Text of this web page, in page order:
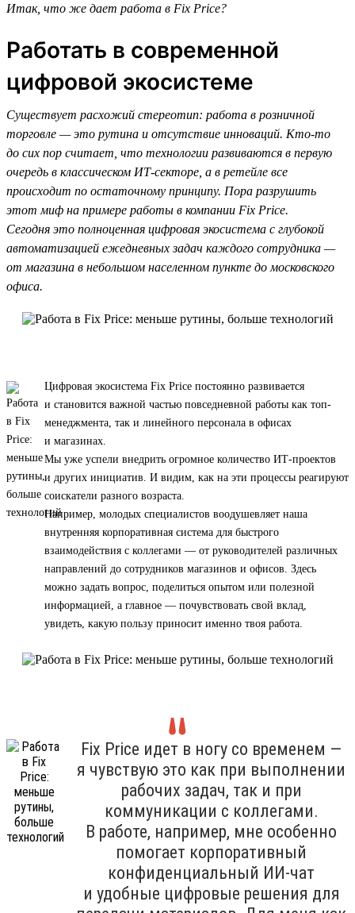
Итак, что же дает работа в Fix Price?
Работать в современной
цифровой экосистеме
Существует расхожий стереотип: работа в розничной
торговле — это рутина и отсутствие инноваций. Кто-то
до сих пор считает, что технологии развиваются в первую
очередь в классическом ИТ-секторе, а в ретейле все
происходит по остаточному принципу. Пора разрушить
этот миф на примере работы в компании Fix Price.
Сегодня это полноценная цифровая экосистема с глубокой
автоматизацией ежедневных задач каждого сотрудника —
от магазина в небольшом населенном пункте до московского
офиса.
Цифровая экосистема Fix Price постоянно развивается
и становится важной частью повседневной работы как топ-
менеджмента, так и линейного персонала в офисах
и магазинах.
Мы уже успели внедрить огромное количество ИТ-проектов
и других инициатив. И видим, как на эти процессы реагируют
соискатели разного возраста.
Например, молодых специалистов воодушевляет наша
внутренняя корпоративная система для быстрого
взаимодействия с коллегами — от руководителей различных
направлений до сотрудников магазинов и офисов. Здесь
можно задать вопрос, поделиться опытом или полезной
информацией, а главное — почувствовать свой вклад,
увидеть, какую пользу приносит именно твоя работа.
Fix Price идет в ногу со временем —
я чувствую это как при выполнении
рабочих задач, так и при
коммуникации с коллегами.
В работе, например, мне особенно
помогает корпоративный
конфиденциальный ИИ-чат
и удобные цифровые решения для